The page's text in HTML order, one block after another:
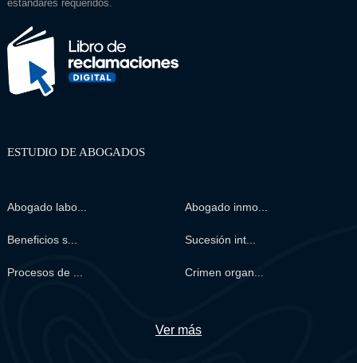
estándares requeridos.
ESTUDIO DE ABOGADOS
Abogado labo... Abogado inmo...
Beneficios s... Sucesión int...
Procesos de ... Crimen organ...
Ver más